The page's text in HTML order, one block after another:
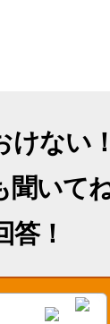
けない
聞いて
答！